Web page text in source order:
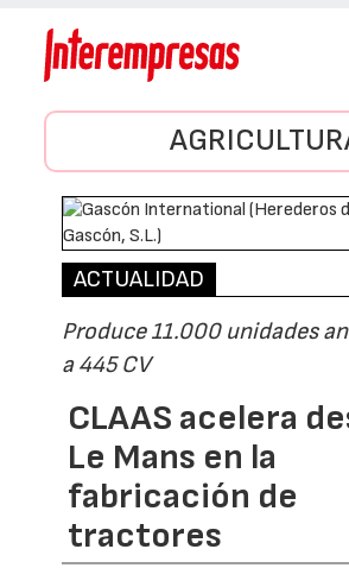
ACTUALIDAD
Produce 11.000 unidades
a 445 CV
CLAAS acelera
Le Mans en la
fabricación de
tractores